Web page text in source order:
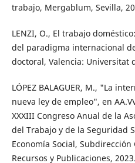
trabajo, Mergablum, Sevilla,
LENZI, O., El trabajo
del paradigma internacional
doctoral, Valencia: Universitat
LÓPEZ BALAGUER, M., "La
nueva ley de empleo", en
XXXIII Congreso Anual de la
del Trabajo y de la Seguridad
Economía Social,
Recursos y Publicaciones, 2023.